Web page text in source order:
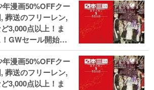
漫画50%OFFクー
葬送のフリーレン,
3,000点以上！ま
GWセール開始！
カワ祭やIT関連本
漫画50%OFFクー
葬送のフリーレン,
3,000点以上！ま